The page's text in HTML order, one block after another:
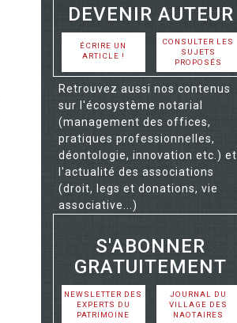
DEVENIR AUTEUR
ÉCRIRE UN
ARTICLE !
CONSULTER LES
SUJETS
PROPOSÉS
Retrouvez aussi nos contenus
sur l'écosystème notarial
(management des offices,
pratiques professionnelles,
déontologie, innovation etc.) et
l'actualité des associations
(droit, legs et donations, vie
associative...)
S'ABONNER
GRATUITEMENT
NEWSLETTER DES
EXPERTS DU
PATRIMOINE
JOURNAL DU
VILLAGE DES
NAOTAIRES